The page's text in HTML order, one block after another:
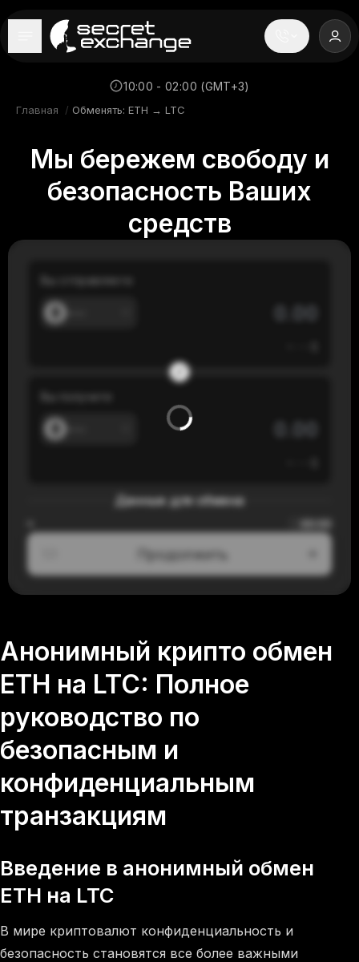
----
Новости
Репутация
Поддержка
10:00 - 02:00 (GMT+3)
Главная / Обменять: ETH → LTC
Мы бережем свободу и
безопасность Ваших
средств
Вы отправляете
Данные для обмена
Продолжить
Анонимный крипто обмен
ETH на LTC: Полное
руководство по
безопасным и
конфиденциальным
транзакциям
Введение в анонимный обмен
ETH на LTC
В мире криптовалют конфиденциальность и
безопасность становятся все более важными